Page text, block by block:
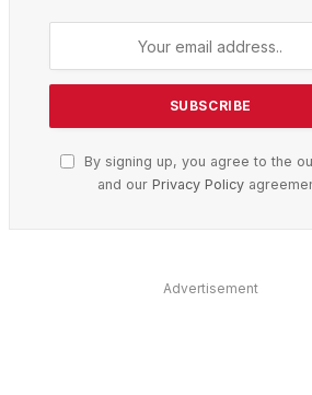
By signing up, you agree to the
and our Privacy Policy
Advertisement